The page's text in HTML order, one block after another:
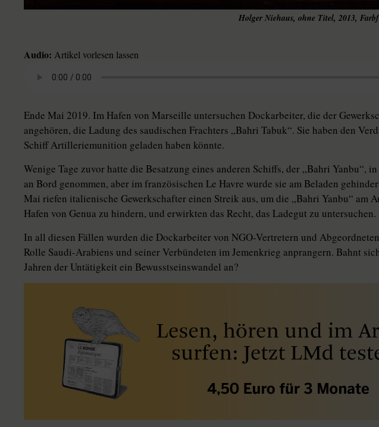
Holger Niehaus, ohne Titel, 2013,
Audio: Artikel vorlesen lassen
Ende Mai 2019. Im Hafen von Marseille untersuchen Dockarbeiter, die der
angehören, die Ladung des saudischen Frachters „Bahri Tabuk“. Sie haben den
Schiff Artilleriemunition geladen haben könnte.
Wenige Tage zuvor hatte die Besatzung eines anderen Schiffs, der „Bahri Yanbu“,
an Bord genommen, aber im französischen Le Havre wurde sie am Beladen
Mai riefen italienische Gewerkschafter einen Streik aus, um die „Bahri Yanbu“ am
Hafen von Genua zu hindern, und erwirkten das Recht, das Ladegut zu untersuchen.
In all diesen Fällen wurden die Dockarbeiter von NGO-Vertretern und
Rolle Saudi-Arabiens und seiner Verbündeten im Jemenkrieg anprangern. Bahnt
Jahren der Untätigkeit ein Bewusstseinswandel an?